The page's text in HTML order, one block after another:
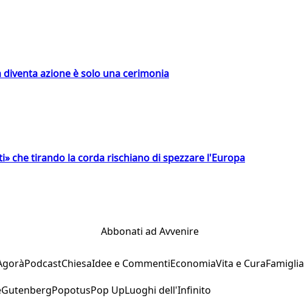
azione è solo una cerimonia
che tirando la corda rischiano di spezzare l'Europa
Abbonati ad Avvenire
PodcastChiesaIdee e CommentiEconomiaVita e CuraFamiglia
GutenbergPopotusPop UpLuoghi dell'Infinito